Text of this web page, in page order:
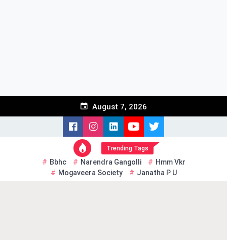
August 7, 2026
Trending Tags
Bbhc Narendra Gangolli
Hmm Vkr
Mogaveera Society
Janatha P U